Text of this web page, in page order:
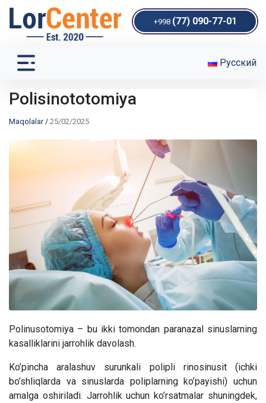
+998 (77) 090-77-01
Русский
Polisinototomiya
Maqolalar/ 25/02/2025
Polinusotomiya – bu ikki tomondan paranazal sinuslarning
kasalliklarini jarrohlik davolash.
Ko’pincha aralashuv surunkali polipli rinosinusit (ichki
bo’shliqlarda va sinuslarda poliplarning ko’payishi) uchun
amalga oshiriladi. Jarrohlik uchun ko’rsatmalar shuningdek,